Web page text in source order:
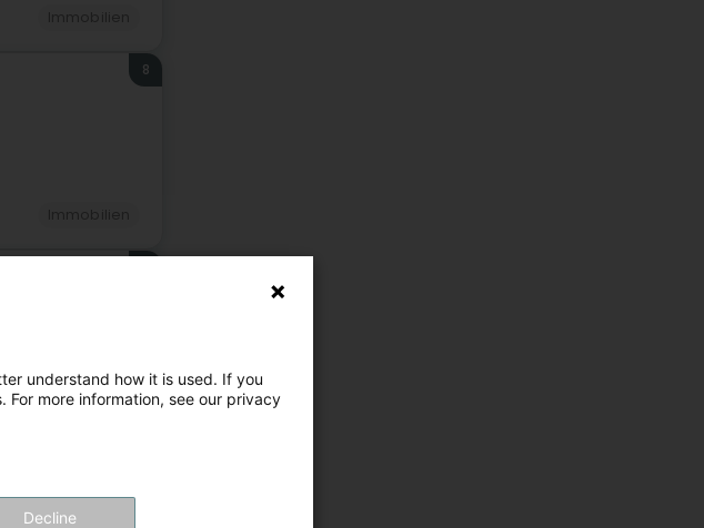
8
understand how it is used. If you
more information, see our privacy
Decline